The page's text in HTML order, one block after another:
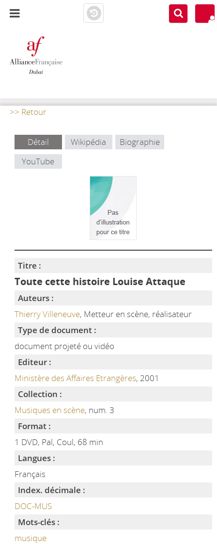
>> Retour
Détail Wikipédia
Biographie
YouTube
Titre :
Toute cette histoire Louise Attaque
Auteurs :
Thierry Villeneuve, Metteur en scène, réalisateur
Type de document :
document projeté ou vidéo
Editeur :
Ministère des Affaires Etrangères, 2001
Collection :
Musiques en scène, num. 3
Format :
1 DVD, Pal, Coul, 68 min
Langues :
Français
Index. décimale :
DOC-MUS
Mots-clés :
musique